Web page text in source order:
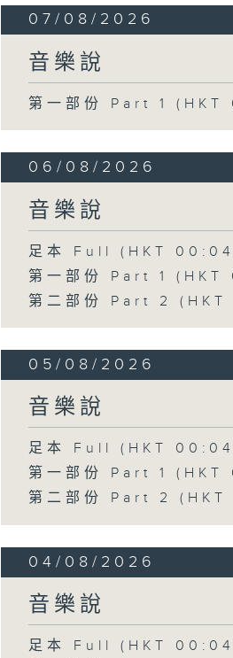
07/08/2026
音樂說
第一部份 Part 1
06/08/2026
音樂說
足本 Full (HKT
第一部份 Part 1
第二部份 Part 2
05/08/2026
音樂說
足本 Full (HKT
第一部份 Part 1
第二部份 Part 2
04/08/2026
音樂說
足本 Full (HKT